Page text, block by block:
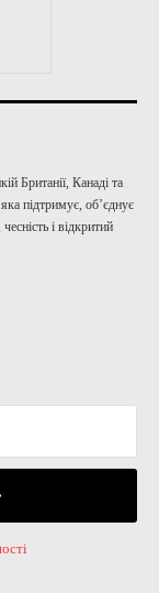
Британії, Канаді та
підтримує, об’єднує
і відкритий